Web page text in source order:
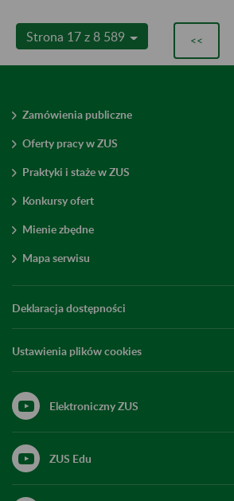
Strona 17 z 8 589 <<
Zamówienia publiczne
Oferty pracy w ZUS
Praktyki i staże w ZUS
Konkursy ofert
Mienie zbędne
Mapa serwisu
Deklaracja dostępności
Ustawienia plików cookies
Elektroniczny ZUS
ZUS Edu